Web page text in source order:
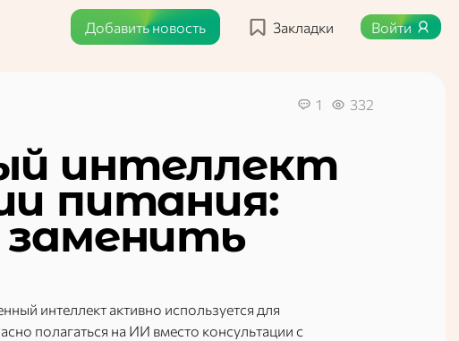
Добавить новость Закладки Войти
1 332
интеллект
питания:
интеллект активно используется для
полагаться на ИИ вместо консультации с